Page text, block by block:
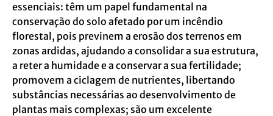
essenciais: têm um papel fundamental na
conservação do solo afetado por um incêndio
florestal, pois previnem a erosão dos terrenos em
zonas ardidas, ajudando a consolidar a sua estrutura,
a reter a humidade e a conservar a sua fertilidade;
promovem a ciclagem de nutrientes, libertando
substâncias necessárias ao desenvolvimento de
plantas mais complexas; são um excelente